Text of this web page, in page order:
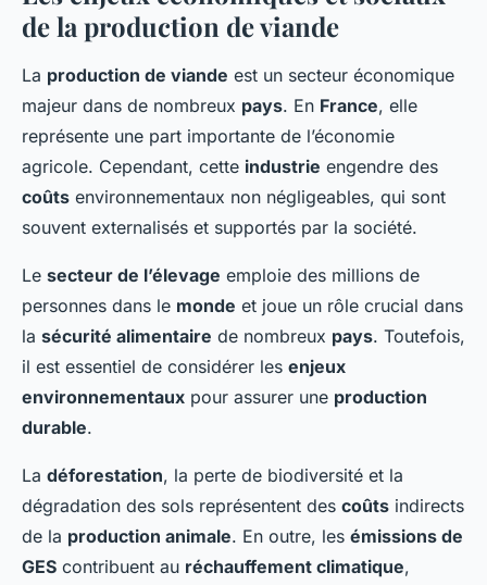
de la production de viande
La production de viande est un secteur économique
majeur dans de nombreux pays. En France, elle
représente une part importante de l’économie
agricole. Cependant, cette industrie engendre des
coûts environnementaux non négligeables, qui sont
souvent externalisés et supportés par la société.
Le secteur de l’élevage emploie des millions de
personnes dans le monde et joue un rôle crucial dans
la sécurité alimentaire de nombreux pays. Toutefois,
il est essentiel de considérer les enjeux
environnementaux pour assurer une production
durable.
La déforestation, la perte de biodiversité et la
dégradation des sols représentent des coûts indirects
de la production animale. En outre, les émissions de
GES contribuent au réchauffement climatique,